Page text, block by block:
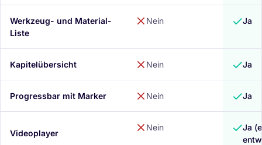
Werkzeug- und Material-
Liste
Nein Ja
Kapitelübersicht Nein Ja
Progressbar mit Marker Nein Ja
Videoplayer
Nein
Ja